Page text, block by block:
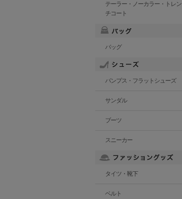
テーラー・ノーカラー・トレン
チコート
バッグ
パンプス・フラットシューズ
サンダル
ブーツ
スニーカー
タイツ・靴下
ベルト